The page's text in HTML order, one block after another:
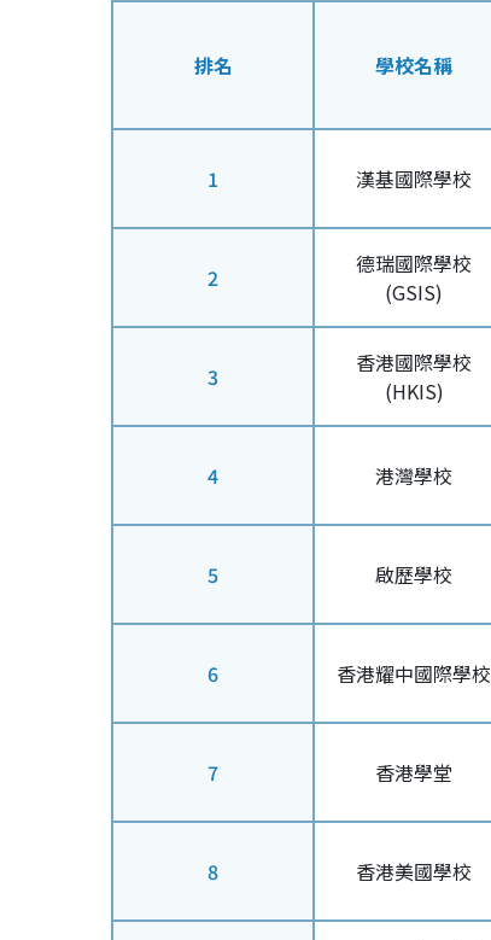
排名 學校名稱
1 漢基國際學校
2
德瑞國際學校
(GSIS)
3
香港國際學校
(HKIS)
4 港灣學校
5 啟歷學校
6 香港耀中國際學校
7 香港學堂
8 香港美國學校